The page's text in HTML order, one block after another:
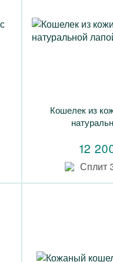
Кошелек из
12
Сплит